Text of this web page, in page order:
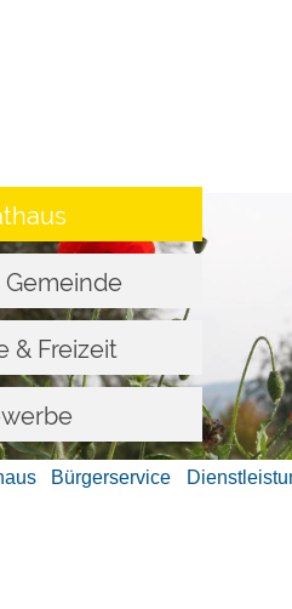
Gemeinde
& Freizeit
Bürgerservice